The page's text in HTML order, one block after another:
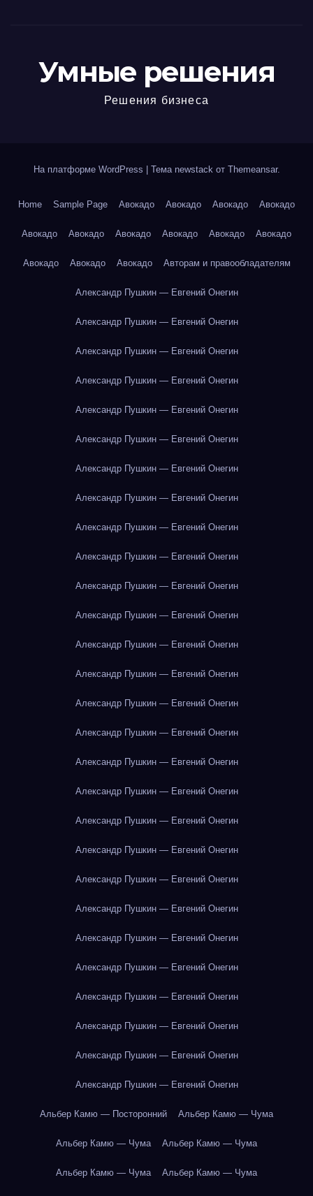
Умные решения
Решения бизнеса
На платформе WordPress Тема newstack от Themeansar.
Home Sample Page Авокадо Авокадо Авокадо Авокадо
Авокадо Авокадо Авокадо Авокадо Авокадо Авокадо
Авокадо Авокадо Авокадо Авторам и правообладателям
Александр Пушкин — Евгений Онегин
Александр Пушкин — Евгений Онегин
Александр Пушкин — Евгений Онегин
Александр Пушкин — Евгений Онегин
Александр Пушкин — Евгений Онегин
Александр Пушкин — Евгений Онегин
Александр Пушкин — Евгений Онегин
Александр Пушкин — Евгений Онегин
Александр Пушкин — Евгений Онегин
Александр Пушкин — Евгений Онегин
Александр Пушкин — Евгений Онегин
Александр Пушкин — Евгений Онегин
Александр Пушкин — Евгений Онегин
Александр Пушкин — Евгений Онегин
Александр Пушкин — Евгений Онегин
Александр Пушкин — Евгений Онегин
Александр Пушкин — Евгений Онегин
Александр Пушкин — Евгений Онегин
Александр Пушкин — Евгений Онегин
Александр Пушкин — Евгений Онегин
Александр Пушкин — Евгений Онегин
Александр Пушкин — Евгений Онегин
Александр Пушкин — Евгений Онегин
Александр Пушкин — Евгений Онегин
Александр Пушкин — Евгений Онегин
Александр Пушкин — Евгений Онегин
Александр Пушкин — Евгений Онегин
Александр Пушкин — Евгений Онегин
Альбер Камю — Посторонний Альбер Камю — Чума
Альбер Камю — Чума Альбер Камю — Чума
Альбер Камю — Чума Альбер Камю — Чума